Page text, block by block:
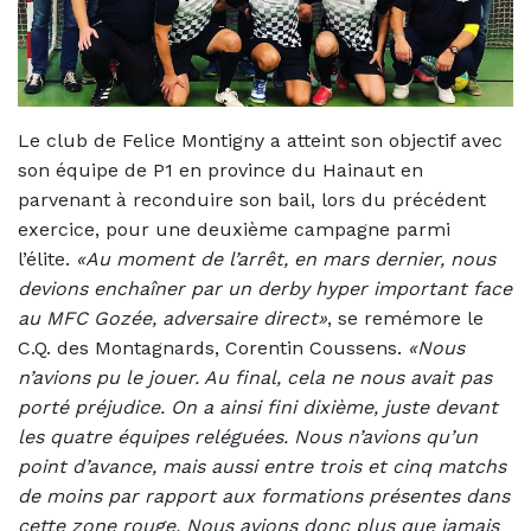
Le club de Felice Montigny a atteint son objectif avec
son équipe de P1 en province du Hainaut en
parvenant à reconduire son bail, lors du précédent
exercice, pour une deuxième campagne parmi
l’élite. «Au moment de l’arrêt, en mars dernier, nous
devions enchaîner par un derby hyper important face
au MFC Gozée, adversaire direct», se remémore le
C.Q. des Montagnards, Corentin Coussens. «Nous
n’avions pu le jouer. Au final, cela ne nous avait pas
porté préjudice. On a ainsi fini dixième, juste devant
les quatre équipes reléguées. Nous n’avions qu’un
point d’avance, mais aussi entre trois et cinq matchs
de moins par rapport aux formations présentes dans
cette zone rouge. Nous avions donc plus que jamais